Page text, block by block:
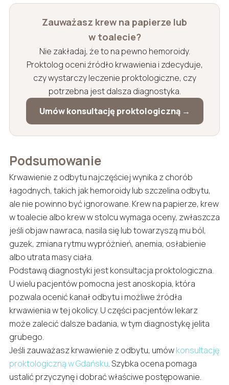
Zauważasz krew na papierze lub
w toalecie?
Nie zakładaj, że to na pewno hemoroidy.
Proktolog oceni źródło krwawienia i zdecyduje,
czy wystarczy leczenie proktologiczne, czy
potrzebna jest dalsza diagnostyka.
Umów konsultację proktologiczną →
Podsumowanie
Krwawienie z odbytu najczęściej wynika z chorób
łagodnych, takich jak hemoroidy lub szczelina odbytu,
ale nie powinno być ignorowane. Krew na papierze, krew
w toalecie albo krew w stolcu wymaga oceny, zwłaszcza
jeśli objaw nawraca, nasila się lub towarzyszą mu ból,
guzek, zmiana rytmu wypróżnień, anemia, osłabienie
albo utrata masy ciała.
Podstawą diagnostyki jest konsultacja proktologiczna.
U wielu pacjentów pomocna jest anoskopia, która
pozwala ocenić kanał odbytu i możliwe źródła
krwawienia w tej okolicy. U części pacjentów lekarz
może zalecić dalsze badania, w tym diagnostykę jelita
grubego.
Jeśli zauważasz krwawienie z odbytu, umówkonsultację
proktologiczną w Gdańsku. Szybka ocena pomaga
ustalić przyczynę i dobrać właściwe postępowanie.